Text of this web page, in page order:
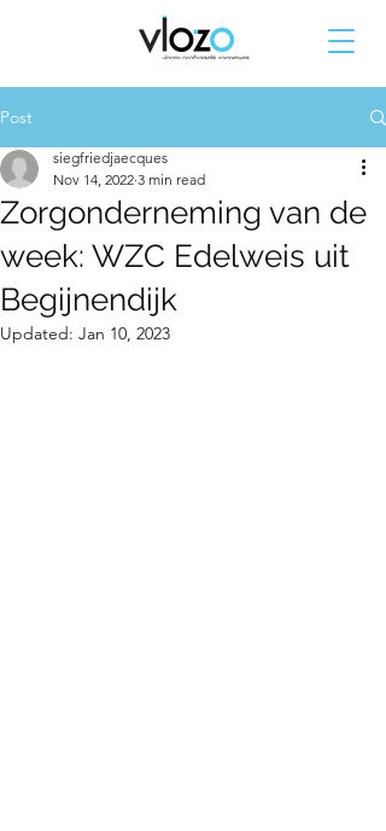
Post
Zorgonderneming van de
week: WZC Edelweis uit
Begijnendijk
siegfriedjaecques
Nov 14, 2022 3 min read
Updated: Jan 10, 2023